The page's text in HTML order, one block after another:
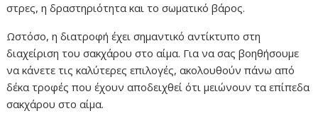
στρες, η δραστηριότητα και το σωματικό βάρος.
Ωστόσο, η διατροφή έχει σημαντικό αντίκτυπο στη
διαχείριση του σακχάρου στο αίμα. Για να σας βοηθήσουμε
να κάνετε τις καλύτερες επιλογές, ακολουθούν πάνω από
δέκα τροφές που έχουν αποδειχθεί ότι μειώνουν τα επίπεδα
σακχάρου στο αίμα.